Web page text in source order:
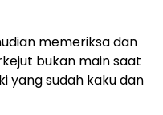
memeriksa dan
bukan main saat
yang sudah kaku dan